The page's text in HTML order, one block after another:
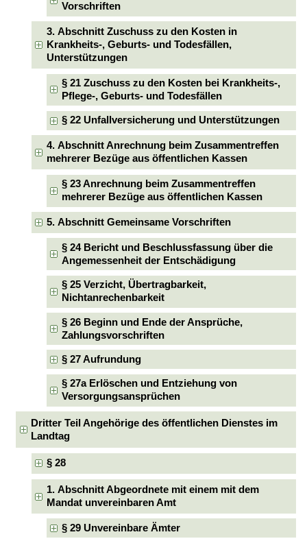
Vorschriften
3. Abschnitt Zuschuss zu den Kosten in
Krankheits-, Geburts- und Todesfällen,
Unterstützungen
§ 21 Zuschuss zu den Kosten bei Krankheits-,
Pflege-, Geburts- und Todesfällen
§ 22 Unfallversicherung und Unterstützungen
4. Abschnitt Anrechnung beim Zusammentreffen
mehrerer Bezüge aus öffentlichen Kassen
§ 23 Anrechnung beim Zusammentreffen
mehrerer Bezüge aus öffentlichen Kassen
5. Abschnitt Gemeinsame Vorschriften
§ 24 Bericht und Beschlussfassung über die
Angemessenheit der Entschädigung
§ 25 Verzicht, Übertragbarkeit,
Nichtanrechenbarkeit
§ 26 Beginn und Ende der Ansprüche,
Zahlungsvorschriften
§ 27 Aufrundung
§ 27a Erlöschen und Entziehung von
Versorgungsansprüchen
Dritter Teil Angehörige des öffentlichen Dienstes im
Landtag
§ 28
1. Abschnitt Abgeordnete mit einem mit dem
Mandat unvereinbaren Amt
§ 29 Unvereinbare Ämter